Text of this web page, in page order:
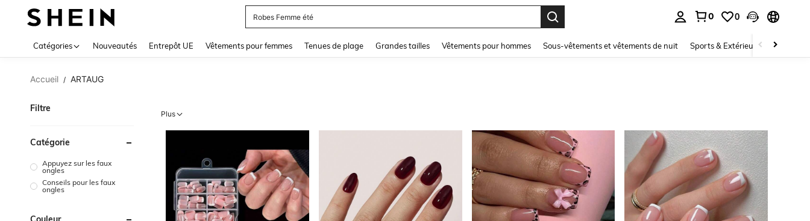
Jupe
0 0
Catégories Nouveautés Entrepôt UE Vêtements pour femmes Tenues de plage Grandes tailles Vêtements pour hommes Sous-vêtements et vêtements de nuit Sports & Extérieur Enfants
Accueil / ARTAUG
Filtre
Catégorie
Appuyez sur les faux
ongles
Conseils pour les faux
ongles
Plus